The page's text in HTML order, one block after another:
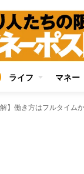
ライフ マネー